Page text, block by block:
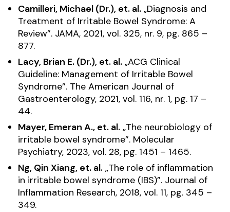
Camilleri, Michael (Dr.), et. al. „Diagnosis and
Treatment of Irritable Bowel Syndrome: A
Review”. JAMA, 2021, vol. 325, nr. 9, pg. 865 –
877.
Lacy, Brian E. (Dr.), et. al. „ACG Clinical
Guideline: Management of Irritable Bowel
Syndrome”. The American Journal of
Gastroenterology, 2021, vol. 116, nr. 1, pg. 17 –
44.
Mayer, Emeran A., et. al. „The neurobiology of
irritable bowel syndrome”. Molecular
Psychiatry, 2023, vol. 28, pg. 1451 – 1465.
Ng, Qin Xiang, et. al. „The role of inflammation
in irritable bowel syndrome (IBS)”. Journal of
Inflammation Research, 2018, vol. 11, pg. 345 –
349.